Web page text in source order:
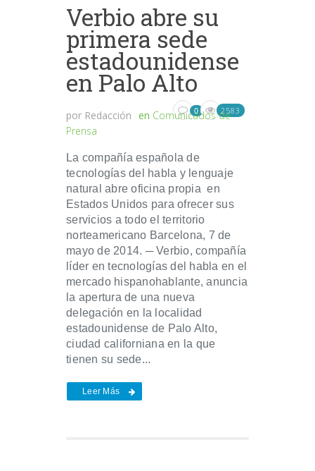
Verbio abre su
primera sede
estadounidense
en Palo Alto
por Redacción en Comunicados de
Prensa
0 2583
La compañía española de
tecnologías del habla y lenguaje
natural abre oficina propia en
Estados Unidos para ofrecer sus
servicios a todo el territorio
norteamericano Barcelona, 7 de
mayo de 2014. ─ Verbio, compañía
líder en tecnologías del habla en el
mercado hispanohablante, anuncia
la apertura de una nueva
delegación en la localidad
estadounidense de Palo Alto,
ciudad californiana en la que
tienen su sede...
Leer Más